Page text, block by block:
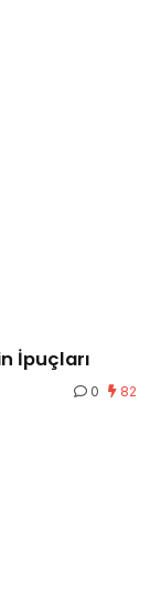
İpuçları
0 82